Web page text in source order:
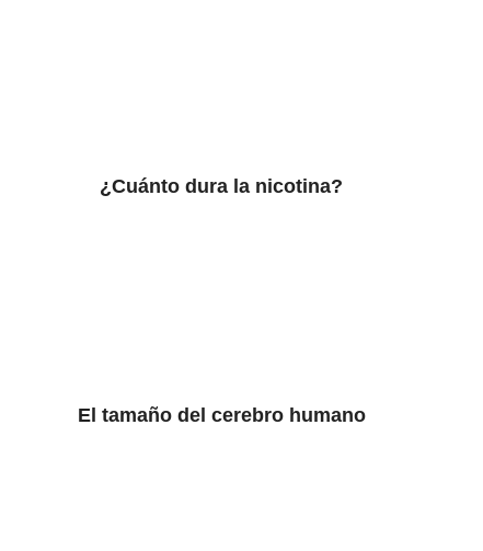
¿Cuánto dura la nicotina?
El tamaño del cerebro humano